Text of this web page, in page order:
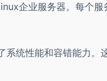
企业服务器。每个
统性能和容错能力